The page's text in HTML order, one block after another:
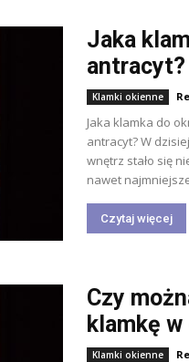
Jaka
antracyt?
Klamki okienne
Jaka klamka do
antracyt? W
wnętrz stało się
nawet
Czytaj więcej
Czy
klamkę
Klamki okienne